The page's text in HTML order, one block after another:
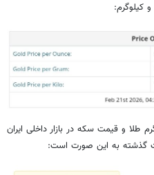
کیلوگرم:
عیار، قیمت هر گرم طلا و قیمت سکه در بازار داخلی ایران